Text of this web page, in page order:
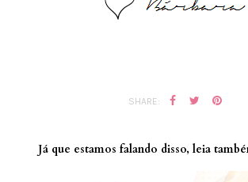
SHARE:
Já que estamos falando disso, leia